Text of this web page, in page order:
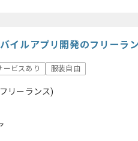
イルアプリ開発のフリーラ
ービスあり 服装自由
リーランス)